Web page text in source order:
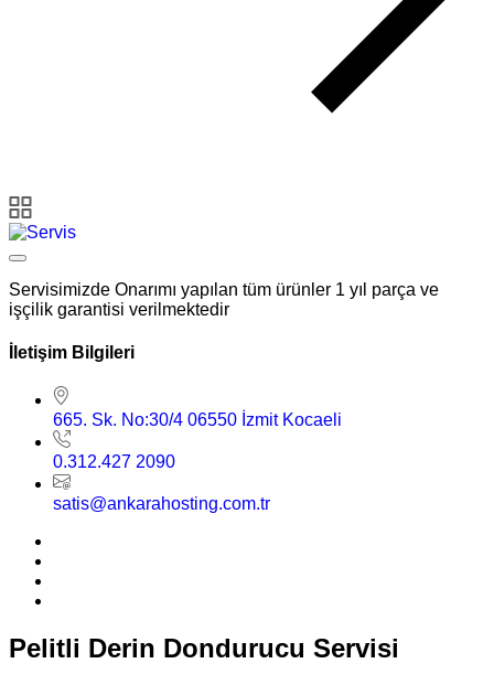
Servisimizde Onarımı yapılan tüm ürünler 1 yıl parça ve
işçilik garantisi verilmektedir
İletişim Bilgileri
665. Sk. No:30/4 06550 İzmit Kocaeli
0.312.427 2090
satis@ankarahosting.com.tr
Pelitli Derin Dondurucu Servisi